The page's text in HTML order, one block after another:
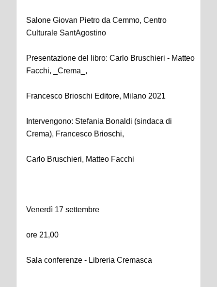
Salone Giovan Pietro da Cemmo, Centro
Culturale SantAgostino
Presentazione del libro: Carlo Bruschieri - Matteo
Facchi, _Crema_,
Francesco Brioschi Editore, Milano 2021
Intervengono: Stefania Bonaldi (sindaca di
Crema), Francesco Brioschi,
Carlo Bruschieri, Matteo Facchi
Venerdì 17 settembre
ore 21,00
Sala conferenze - Libreria Cremasca